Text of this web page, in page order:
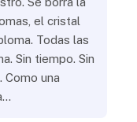
el cristal
Todas las
Sin tiempo. Sin
Como una